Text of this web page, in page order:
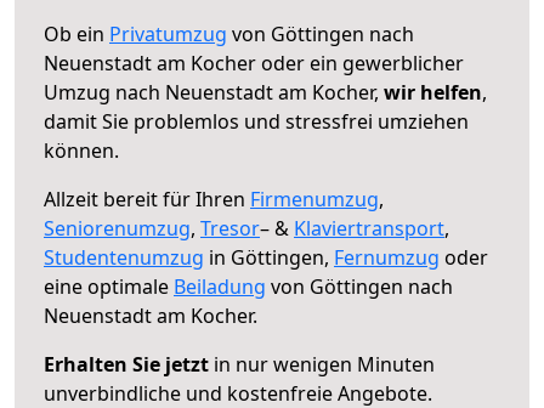
Ob ein Privatumzug von Göttingen nach
Neuenstadt am Kocher oder ein gewerblicher
Umzug nach Neuenstadt am Kocher, wir helfen,
damit Sie problemlos und stressfrei umziehen
können.
Allzeit bereit für Ihren Firmenumzug,
Seniorenumzug, Tresor– & Klaviertransport,
Studentenumzug in Göttingen, Fernumzug oder
eine optimale Beiladung von Göttingen nach
Neuenstadt am Kocher.
Erhalten Sie jetzt in nur wenigen Minuten
unverbindliche und kostenfreie Angebote.